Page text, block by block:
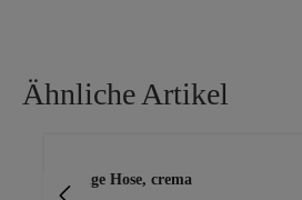
Ähnliche Artikel
luftige Hose, crema